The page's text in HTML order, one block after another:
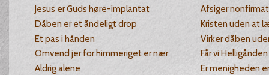
Jesus er Guds høre-implantat
Dåben er et åndeligt drop
Et pas i hånden
Omvend jer for himmeriget er nær
Aldrig alene
Afsiger
Kristen uden at
Virker dåben
Får vi
Er menigheden